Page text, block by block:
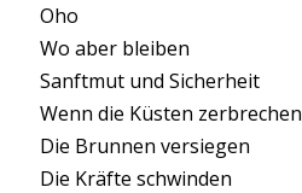
Oho
Wo aber bleiben
Sanftmut und Sicherheit
Wenn die Küsten zerbrechen
Die Brunnen versiegen
Die Kräfte schwinden